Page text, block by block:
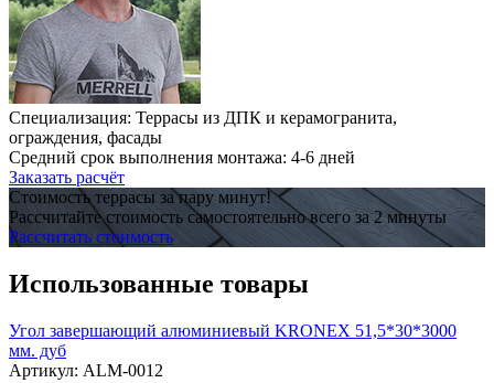
Специализация: Террасы из ДПК и керамогранита,
ограждения, фасады
Средний срок выполнения монтажа: 4-6 дней
Заказать расчёт
Стоимость террасы за пару минут!
Рассчитайте стоимость самостоятельно всего за 2 минуты
Рассчитать стоимость
Использованные товары
Угол завершающий алюминиевый KRONEX 51,5*30*3000
мм. дуб
Артикул: ALM-0012